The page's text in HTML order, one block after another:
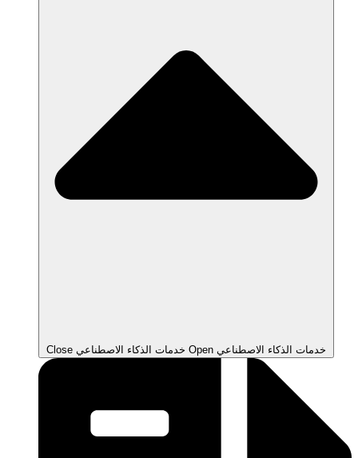
Close خدمات الذكاء الاصطناعي Open خدمات الذكاء الاصطناعي